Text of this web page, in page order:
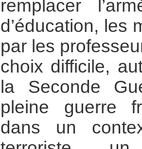
remplacer
d’éducation, les
par les
choix difficile,
la Seconde
pleine guerre
dans un